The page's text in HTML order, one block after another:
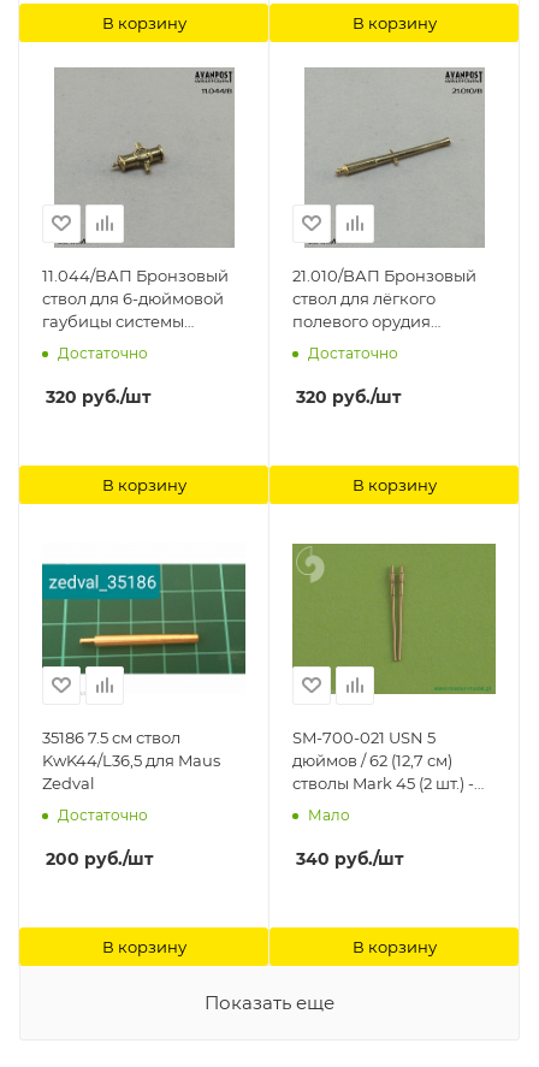
В корзину В корзину
11.044/BАП Бронзовый
ствол для 6-дюймовой
гаубицы системы
Грибоваля Аванпост
Достаточно
320 руб./шт
В корзину
21.010/BАП Бронзовый
ствол для лёгкого
полевого орудия
Аванпост
Достаточно
320 руб./шт
В корзину
35186 7.5 см ствол
KwK44/L36,5 для Maus
Zedval
Достаточно
200 руб./шт
В корзину
SM-700-021 USN 5
дюймов / 62 (12,7 см)
стволы Mark 45 (2 шт.) -
класс USN Arleigh Burke,
Japan Kongo MASTER
Мало
340 руб./шт
В корзину
Показать еще